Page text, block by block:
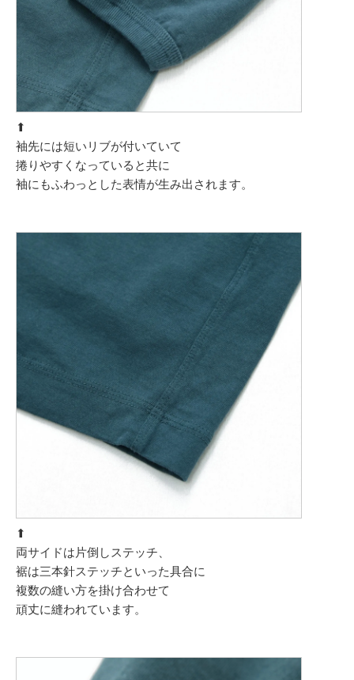
⬆︎
袖先には短いリブが付いていて
捲りやすくなっていると共に
袖にもふわっとした表情が生み出されます。
⬆︎
両サイドは片倒しステッチ、
裾は三本針ステッチといった具合に
複数の縫い方を掛け合わせて
頑丈に縫われています。